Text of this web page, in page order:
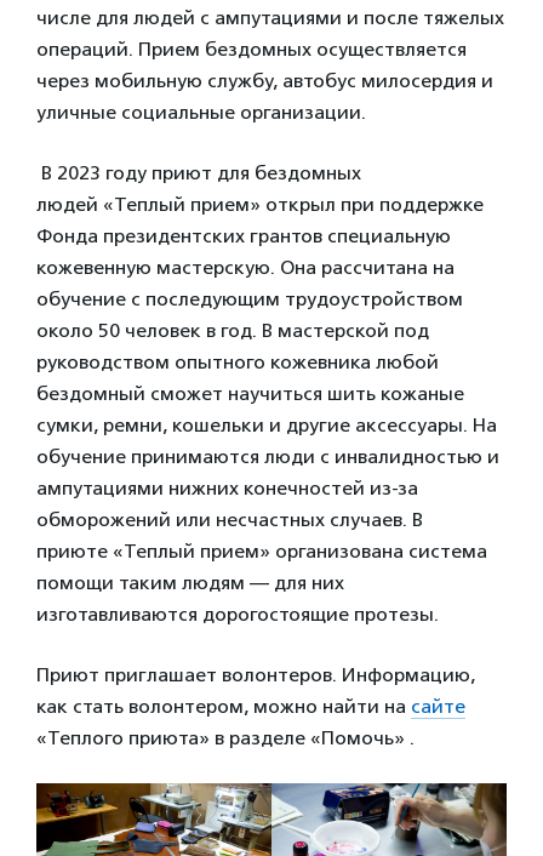
числе для людей с ампутациями и после тяжелых
операций. Прием бездомных осуществляется
через мобильную службу, автобус милосердия и
уличные социальные организации.
В 2023 году приют для бездомных
людей «Теплый прием» открыл при поддержке
Фонда президентских грантов специальную
кожевенную мастерскую. Она рассчитана на
обучение с последующим трудоустройством
около 50 человек в год. В мастерской под
руководством опытного кожевника любой
бездомный сможет научиться шить кожаные
сумки, ремни, кошельки и другие аксессуары. На
обучение принимаются люди с инвалидностью и
ампутациями нижних конечностей из-за
обморожений или несчастных случаев. В
приюте «Теплый прием» организована система
помощи таким людям — для них
изготавливаются дорогостоящие протезы.
Приют приглашает волонтеров. Информацию,
как стать волонтером, можно найти на сайте
«Теплого приюта» в разделе «Помочь» .